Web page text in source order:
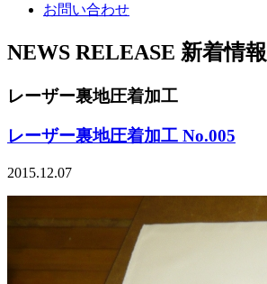
お問い合わせ
NEWS RELEASE 新着情報
レーザー裏地圧着加工
レーザー裏地圧着加工 No.005
2015.12.07